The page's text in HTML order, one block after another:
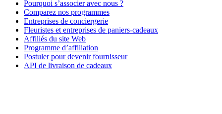
Pourquoi s’associer avec nous ?
Comparez nos programmes
Entreprises de conciergerie
Fleuristes et entreprises de paniers-cadeaux
Affiliés du site Web
Programme d’affiliation
Postuler pour devenir fournisseur
API de livraison de cadeaux